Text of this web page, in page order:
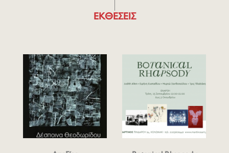
ΕΚΘΕΣΕΙΣ